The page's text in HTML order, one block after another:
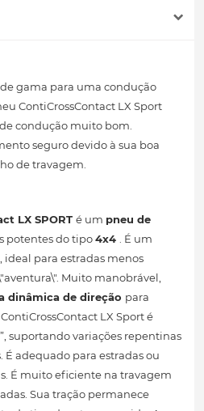
gama para uma condução
ContiCrossContact LX Sport
condução muito bom.
seguro devido à sua boa
de travagem.
LX SPORT é um pneu de
potentes do tipo4x4 . É um
, ideal para estradas menos
Muito manobrável,
dinâmica de direção para
LX Sport é
suportando variações repentinas
É adequado para estradas ou
É muito eficiente na travagem
Sua tração permanece